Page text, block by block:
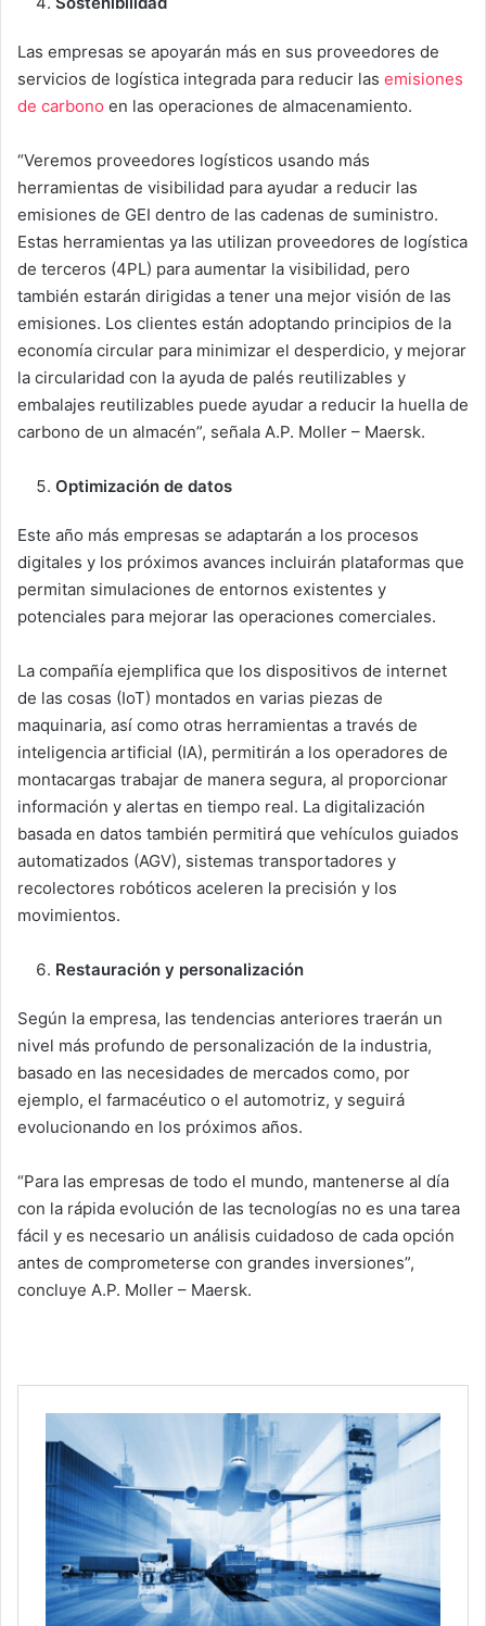
Las empresas se apoyarán más en sus proveedores de
servicios de logística integrada para reducir las emisiones
de carbono en las operaciones de almacenamiento.
“Veremos proveedores logísticos usando más
herramientas de visibilidad para ayudar a reducir las
emisiones de GEI dentro de las cadenas de suministro.
Estas herramientas ya las utilizan proveedores de logística
de terceros (4PL) para aumentar la visibilidad, pero
también estarán dirigidas a tener una mejor visión de las
emisiones. Los clientes están adoptando principios de la
economía circular para minimizar el desperdicio, y mejorar
la circularidad con la ayuda de palés reutilizables y
embalajes reutilizables puede ayudar a reducir la huella de
carbono de un almacén”, señala A.P. Moller – Maersk.
Optimización de datos
Este año más empresas se adaptarán a los procesos
digitales y los próximos avances incluirán plataformas que
permitan simulaciones de entornos existentes y
potenciales para mejorar las operaciones comerciales.
La compañía ejemplifica que los dispositivos de internet
de las cosas (IoT) montados en varias piezas de
maquinaria, así como otras herramientas a través de
inteligencia artificial (IA), permitirán a los operadores de
montacargas trabajar de manera segura, al proporcionar
información y alertas en tiempo real. La digitalización
basada en datos también permitirá que vehículos guiados
automatizados (AGV), sistemas transportadores y
recolectores robóticos aceleren la precisión y los
movimientos.
Restauración y personalización
Según la empresa, las tendencias anteriores traerán un
nivel más profundo de personalización de la industria,
basado en las necesidades de mercados como, por
ejemplo, el farmacéutico o el automotriz, y seguirá
evolucionando en los próximos años.
“Para las empresas de todo el mundo, mantenerse al día
con la rápida evolución de las tecnologías no es una tarea
fácil y es necesario un análisis cuidadoso de cada opción
antes de comprometerse con grandes inversiones”,
concluye A.P. Moller – Maersk.